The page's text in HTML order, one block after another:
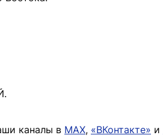
каналы в MAX, «ВКонтакте» и